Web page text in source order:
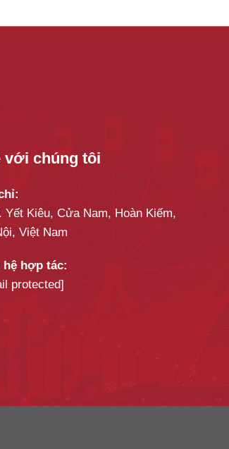
với chúng tôi
Yết Kiêu, Cửa Nam, Hoàn Kiếm,
Việt Nam
hệ hợp tác:
protected]